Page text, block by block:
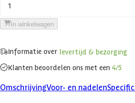
1
In winkelwagen
Informatie over levertijd & bezorging
Klanten beoordelen ons met een 4/5
OmschrijvingVoor- en nadelen